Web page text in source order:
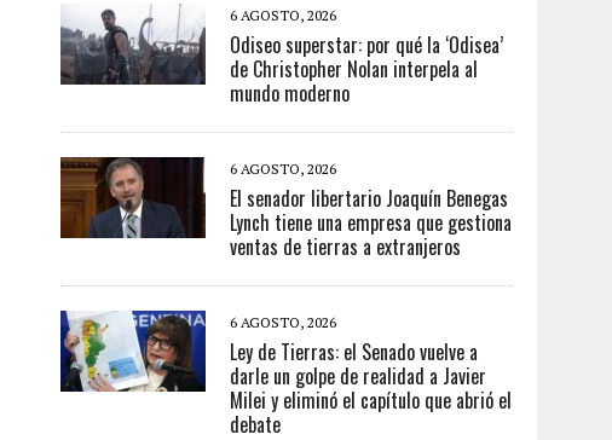
6 AGOSTO, 2026
Odiseo superstar: por qué la ‘Odisea’
de Christopher Nolan interpela al
mundo moderno
6 AGOSTO, 2026
El senador libertario Joaquín Benegas
Lynch tiene una empresa que gestiona
ventas de tierras a extranjeros
6 AGOSTO, 2026
Ley de Tierras: el Senado vuelve a
darle un golpe de realidad a Javier
Milei y eliminó el capítulo que abrió el
debate